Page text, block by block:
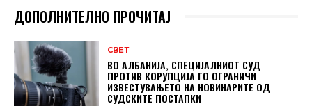
ДОПОЛНИТЕЛНО ПРОЧИТАЈ
СВЕТ
ВО АЛБАНИЈА, СПЕЦИЈАЛНИОТ СУД
ПРОТИВ КОРУПЦИЈА ГО ОГРАНИЧИ
ИЗВЕСТУВАЊЕТО НА НОВИНАРИТЕ ОД
СУДСКИТЕ ПОСТАПКИ